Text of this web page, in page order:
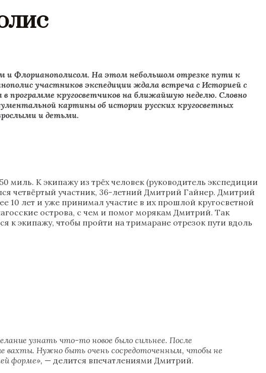
и Флорианополисом. На этом небольшом отрезке пути к
участников экспедиции ждала встреча с Историей с
программе кругосветчиков на ближайшую неделю. Словно
картины об истории русских кругосветных
и детьми.
миль. К экипажу из трёх человек (руководитель экспедиции
четвёртый участник, 36-летний Дмитрий Гайнер. Дмитрий
10 лет и уже принимал участие в их прошлой кругосветной
острова, с чем и помог морякам Дмитрий. Так
к экипажу, чтобы пройти на тримаране отрезок пути вдоль
узнать что-то новое было сильнее. После
вахты. Нужно быть очень сосредоточенным, чтобы не
форме», — делится впечатлениями Дмитрий.